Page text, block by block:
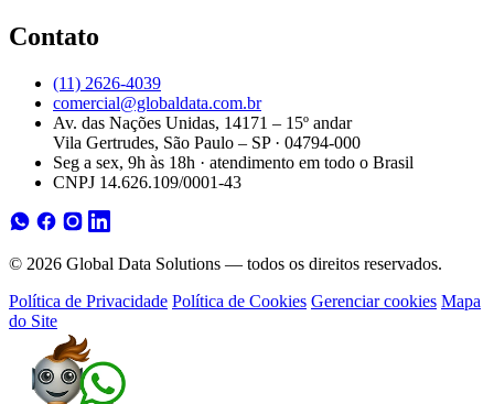
Contato
(11) 2626-4039
comercial@globaldata.com.br
Av. das Nações Unidas, 14171 – 15º andar
Vila Gertrudes, São Paulo – SP · 04794-000
Seg a sex, 9h às 18h · atendimento em todo o Brasil
CNPJ 14.626.109/0001-43
© 2026 Global Data Solutions — todos os direitos reservados.
Política de Privacidade Política de Cookies Gerenciar cookies Mapa
do Site